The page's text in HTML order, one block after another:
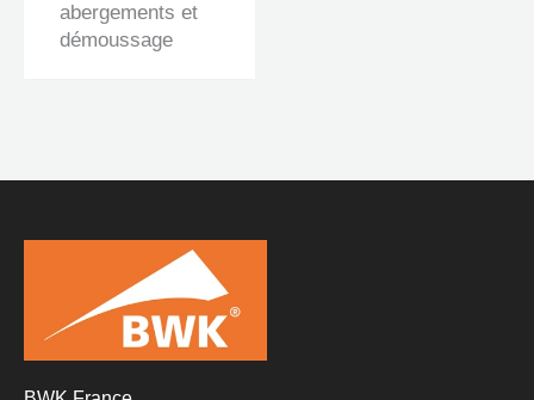
abergements et
démoussage